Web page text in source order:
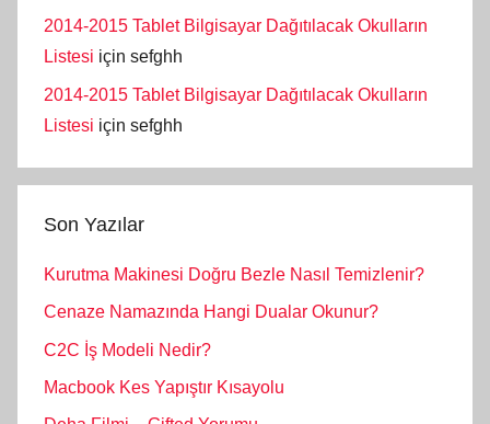
2014-2015 Tablet Bilgisayar Dağıtılacak Okulların
Listesi için sefghh
2014-2015 Tablet Bilgisayar Dağıtılacak Okulların
Listesi için sefghh
Son Yazılar
Kurutma Makinesi Doğru Bezle Nasıl Temizlenir?
Cenaze Namazında Hangi Dualar Okunur?
C2C İş Modeli Nedir?
Macbook Kes Yapıştır Kısayolu